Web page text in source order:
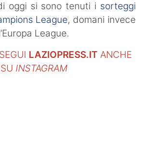
oggi si sono tenuti i sorteggi
League, domani invece
League.
LAZIOPRESS.IT ANCHE
SU INSTAGRAM